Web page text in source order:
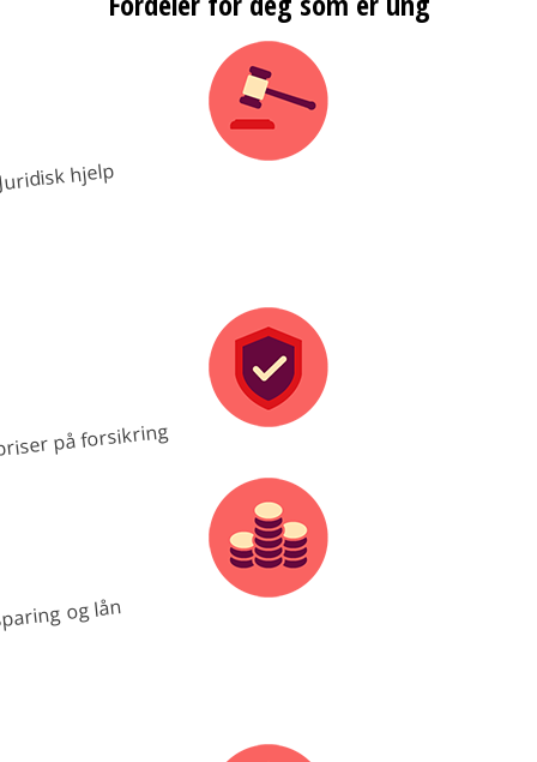
hjelp
på forsikring
og lån